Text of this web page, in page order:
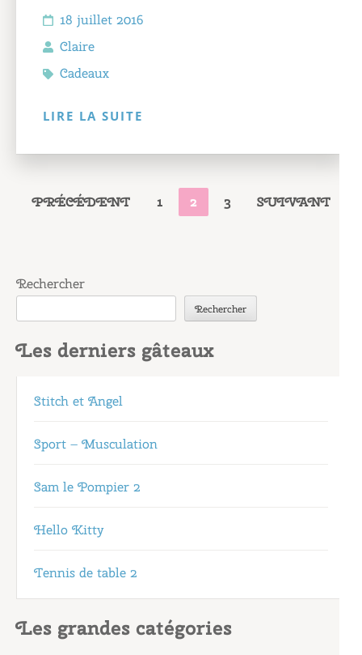
18 juillet 2016
Claire
Cadeaux
LIRE LA SUITE
PAGINATION
PRÉCÉDENT PAGE
1 PAGE
2 PAGE
3 SUIVANT
Rechercher
Rechercher
Les derniers gâteaux
Stitch et Angel
Sport – Musculation
Sam le Pompier 2
Hello Kitty
Tennis de table 2
Les grandes catégories